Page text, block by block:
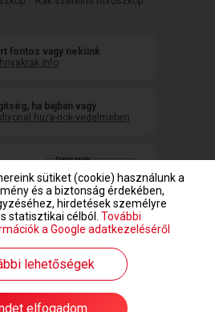
fontos vagy nekünk
ha bajban vagy
a-nok-vedelmeben
1999-2026 Dating Central Europe Zrt.
sütiket (cookie) használunk a
és a biztonság érdekében,
hirdetések személyre
statisztikai célból. További
a Google adatkezeléséről
lehetőségek
elfogadom